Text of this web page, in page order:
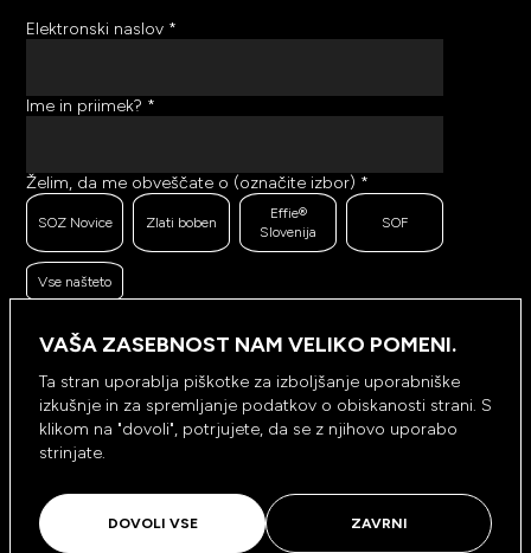
Elektronski naslov *
Ime in priimek? *
SOZ Novice Zlati boben
Effie®
Slovenija
SOF
Vse našteto
Želim, da me obveščate o (označite izbor) *
Da, dovolim
Ne, ne
zanimivo vsebino, bi želeli meriti odzive na poslana
sporočila. Ali nam dovolite, da beležimo, hranimo
prikaze prejetih sporočil ter klike na povezave v
prejetih sporočilih? *
NAROČI SE
VAŠA ZASEBNOST NAM VELIKO POMENI.
Ta stran uporablja piškotke za izboljšanje uporabniške
izkušnje in za spremljanje podatkov o obiskanosti strani. S
klikom na "dovoli", potrjujete, da se z njihovo uporabo
strinjate.
DOVOLI VSE ZAVRNI